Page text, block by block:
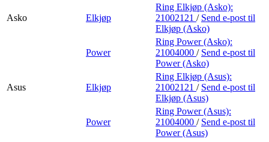
Asko Elkjøp
Ring Elkjøp (Asko):
21002121 / Send e-post til
Elkjøp (Asko)
Power
Ring Power (Asko):
21004000 / Send e-post til
Power (Asko)
Asus Elkjøp
Ring Elkjøp (Asus):
21002121 / Send e-post til
Elkjøp (Asus)
Power
Ring Power (Asus):
21004000 / Send e-post til
Power (Asus)